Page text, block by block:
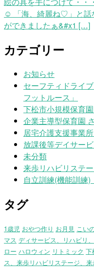
☺ 「海、綺麗ね♡」と
ができましたぁ&#x1 […]
カテゴリー
お知らせ
セーフティドライ
フットルース」
下松市小規模保育
企業主導型保育園
居宅介護支援事業
放課後等デイサー
未分類
来歩リハビリステ
自立訓練(機能訓
タグ
1歳児 おやつ作り お月見 こい
マス ディサービス、リハビリ
ロー ハロウィン リトミック 下
ス、来歩リハビリステージ、